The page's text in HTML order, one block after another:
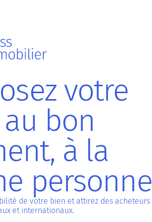
votre
bon
à la
personne
de votre bien et attirez des acheteurs
et internationaux.